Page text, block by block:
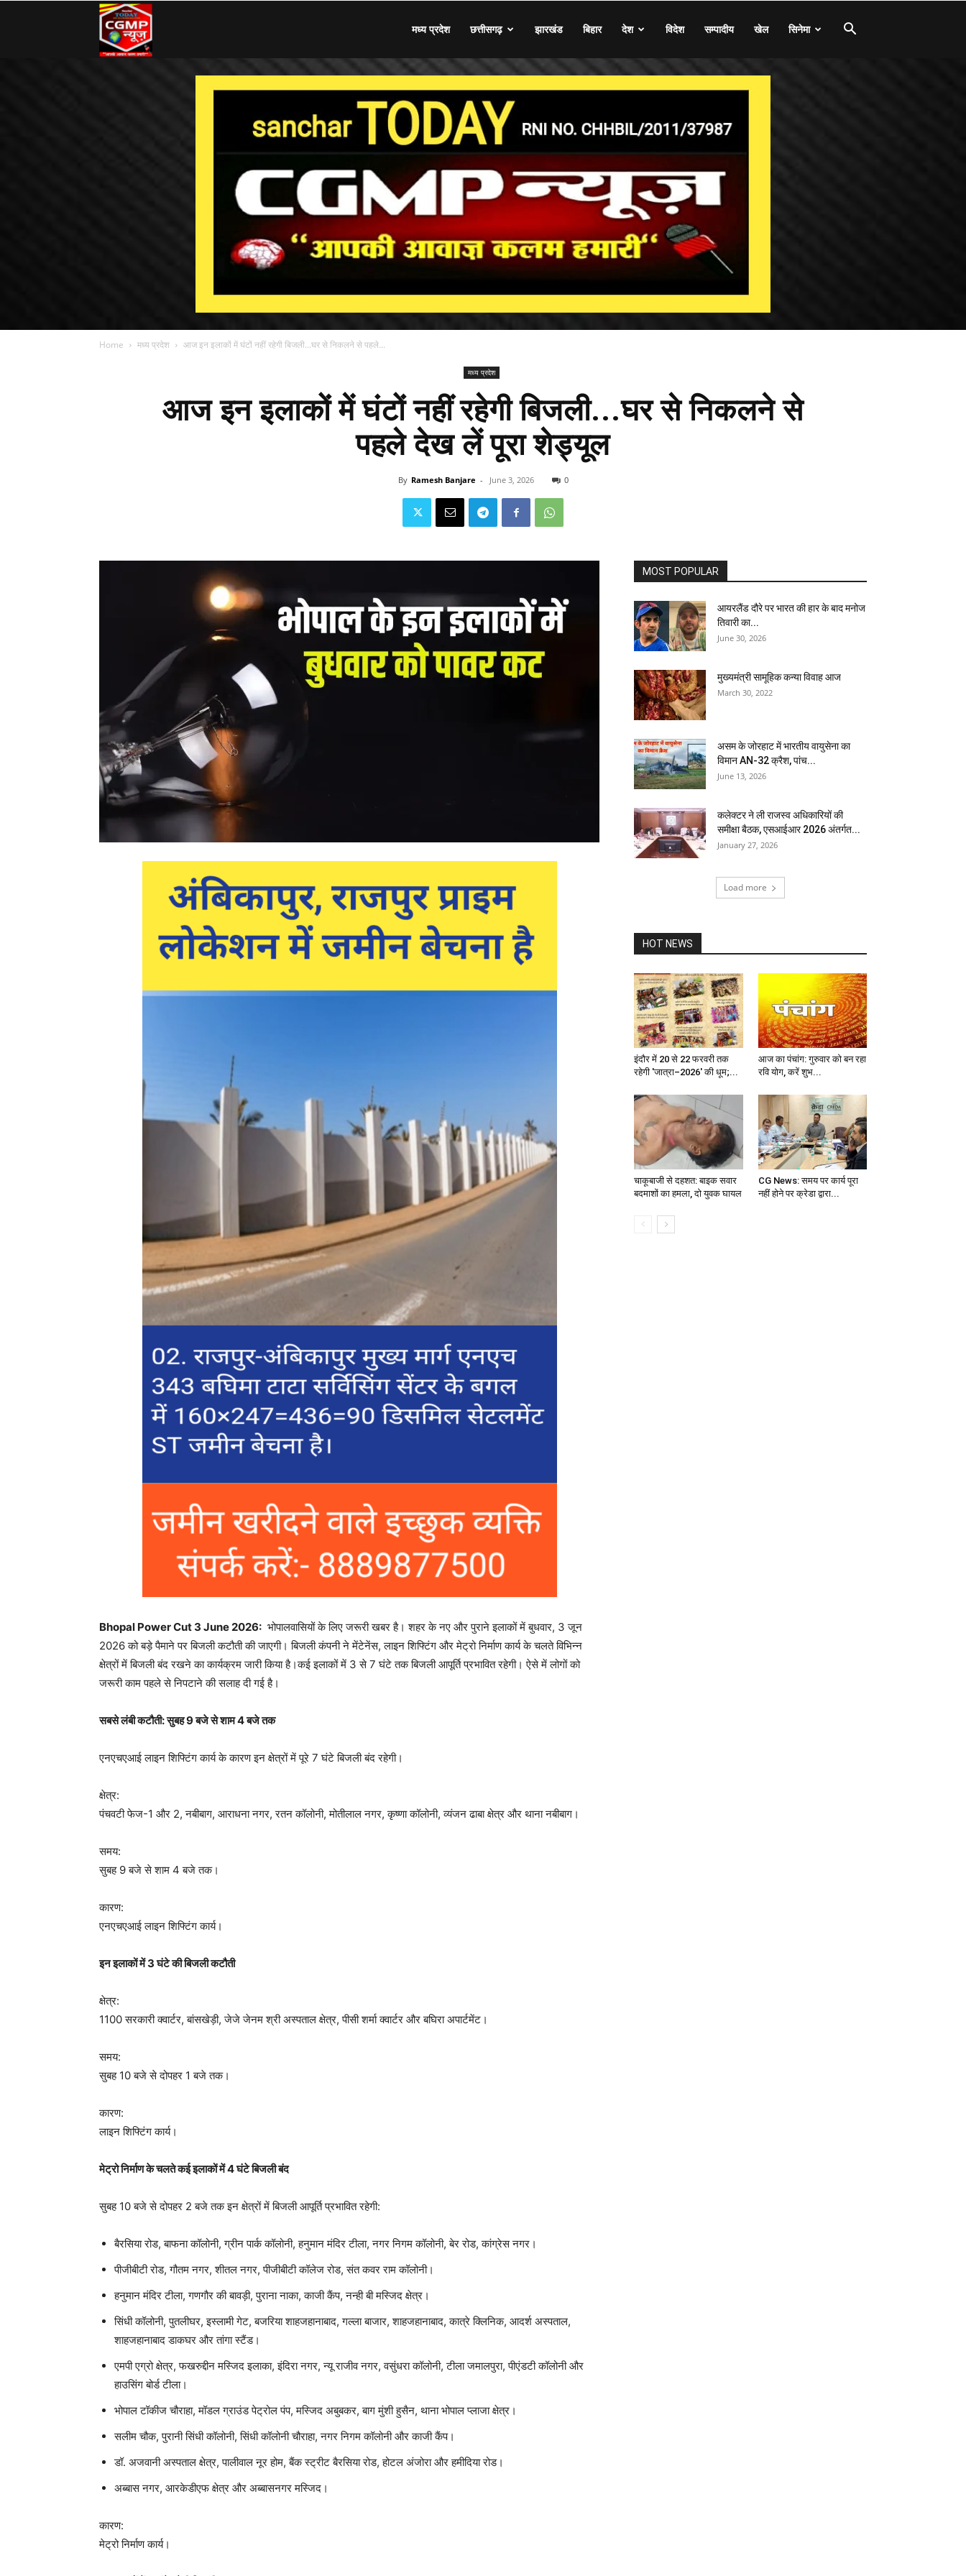
मध्य प्रदेश छत्तीसगढ़ झारखंड बिहार देश विदेश सम्पादीय खेल सिनेमा
Home मध्य प्रदेश आज इन इलाकों में घंटों नहीं रहेगी बिजली...घर से निकलने से पहले...
मध्य प्रदेश
आज इन इलाकों में घंटों नहीं रहेगी बिजली...घर से निकलने से
पहले देख लें पूरा शेड्यूल
By Ramesh Banjare - June 3, 2026 0
Bhopal Power Cut 3 June 2026: भोपालवासियों के लिए जरूरी खबर है। शहर के नए और पुराने इलाकों में बुधवार, 3 जून
2026 को बड़े पैमाने पर बिजली कटौती की जाएगी। बिजली कंपनी ने मेंटेनेंस, लाइन शिफ्टिंग और मेट्रो निर्माण कार्य के चलते विभिन्न
क्षेत्रों में बिजली बंद रखने का कार्यक्रम जारी किया है।कई इलाकों में 3 से 7 घंटे तक बिजली आपूर्ति प्रभावित रहेगी। ऐसे में लोगों को
जरूरी काम पहले से निपटाने की सलाह दी गई है।
सबसे लंबी कटौती: सुबह 9 बजे से शाम 4 बजे तक
एनएचएआई लाइन शिफ्टिंग कार्य के कारण इन क्षेत्रों में पूरे 7 घंटे बिजली बंद रहेगी।
क्षेत्र:
पंचवटी फेज-1 और 2, नबीबाग, आराधना नगर, रतन कॉलोनी, मोतीलाल नगर, कृष्णा कॉलोनी, व्यंजन ढाबा क्षेत्र और थाना नबीबाग।
समय:
सुबह 9 बजे से शाम 4 बजे तक।
कारण:
एनएचएआई लाइन शिफ्टिंग कार्य।
इन इलाकों में 3 घंटे की बिजली कटौती
क्षेत्र:
1100 सरकारी क्वार्टर, बांसखेड़ी, जेजे जेनम श्री अस्पताल क्षेत्र, पीसी शर्मा क्वार्टर और बघिरा अपार्टमेंट।
समय:
सुबह 10 बजे से दोपहर 1 बजे तक।
कारण:
लाइन शिफ्टिंग कार्य।
मेट्रो निर्माण के चलते कई इलाकों में 4 घंटे बिजली बंद
सुबह 10 बजे से दोपहर 2 बजे तक इन क्षेत्रों में बिजली आपूर्ति प्रभावित रहेगी:
बैरसिया रोड, बाफना कॉलोनी, ग्रीन पार्क कॉलोनी, हनुमान मंदिर टीला, नगर निगम कॉलोनी, बेर रोड, कांग्रेस नगर।
पीजीबीटी रोड, गौतम नगर, शीतल नगर, पीजीबीटी कॉलेज रोड, संत कवर राम कॉलोनी।
हनुमान मंदिर टीला, गणगौर की बावड़ी, पुराना नाका, काजी कैंप, नन्ही बी मस्जिद क्षेत्र।
सिंधी कॉलोनी, पुतलीघर, इस्लामी गेट, बजरिया शाहजहानाबाद, गल्ला बाजार, शाहजहानाबाद, कात्रे क्लिनिक, आदर्श अस्पताल,
शाहजहानाबाद डाकघर और तांगा स्टैंड।
एमपी एग्रो क्षेत्र, फखरुद्दीन मस्जिद इलाका, इंदिरा नगर, न्यू राजीव नगर, वसुंधरा कॉलोनी, टीला जमालपुरा, पीएंडटी कॉलोनी और
हाउसिंग बोर्ड टीला।
भोपाल टॉकीज चौराहा, मॉडल ग्राउंड पेट्रोल पंप, मस्जिद अबुबकर, बाग मुंशी हुसैन, थाना भोपाल प्लाजा क्षेत्र।
सलीम चौक, पुरानी सिंधी कॉलोनी, सिंधी कॉलोनी चौराहा, नगर निगम कॉलोनी और काजी कैंप।
डॉ. अजवानी अस्पताल क्षेत्र, पालीवाल नूर होम, बैंक स्ट्रीट बैरसिया रोड, होटल अंजोरा और हमीदिया रोड।
अब्बास नगर, आरकेडीएफ क्षेत्र और अब्बासनगर मस्जिद।
कारण:
मेट्रो निर्माण कार्य।
MOST POPULAR
आयरलैंड दौरे पर भारत की हार के बाद मनोज
तिवारी का...
June 30, 2026
मुख्यमंत्री सामूहिक कन्या विवाह आज
March 30, 2022
असम के जोरहाट में भारतीय वायुसेना का
विमान AN-32 क्रैश, पांच...
June 13, 2026
कलेक्टर ने ली राजस्व अधिकारियों की
समीक्षा बैठक, एसआईआर 2026 अंतर्गत...
January 27, 2026
Load more
HOT NEWS
इंदौर में 20 से 22 फरवरी तक
रहेगी 'जात्रा–2026' की धूम;...
आज का पंचांग: गुरुवार को बन रहा
रवि योग, करें शुभ...
चाकूबाजी से दहशत: बाइक सवार
बदमाशों का हमला, दो युवक घायल
CG News: समय पर कार्य पूरा
नहीं होने पर क्रेडा द्वारा...